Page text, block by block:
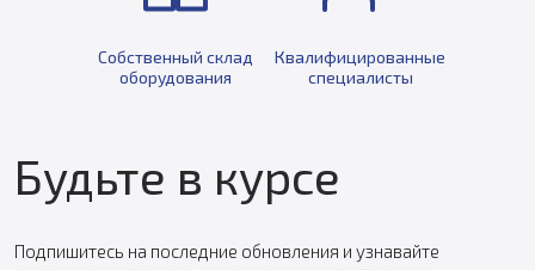
Собственный склад
оборудования
Квалифицированные
специалисты
Будьте в курсе
Подпишитесь на последние обновления и узнавайте